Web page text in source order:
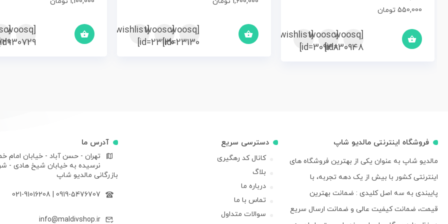
550,000 تومان
[yith_wcwl_add_to_wishlist]
[woosc
id=30948]
[woosq
id=30948]
[yith_wcwl_add_to_wishlist]
[woosc
id=23130]
[woosq
id=23130]
[woosq
id=30729]
فروشگاه اینترنتی مالدیو شاپ
مالدیو شاپ به عنوان یکی از بهترین فروشگاه های
اینترنتی کشور با بیش از یک دهه تجربه، با
پایبندی به سه اصل کلیدی : ضمانت بهترین
قیمت، ضمانت کیفیت عالی و ضمانت ارسال سریع
دسترسی سریع
کانال کد رهگیری
بلاگ
درباره ما
تماس با ما
سوالات متداول
آدرس ما
تهران - حسن آباد - خیابان امام
نرسیده به خیابان شیخ هادی -
بازرگانی مالدیو شاپ
0919-5476707
|
021-91016208
info@maldivshop.ir